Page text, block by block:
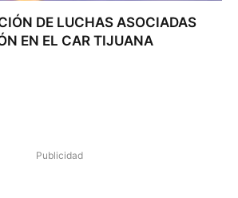
DE LUCHAS ASOCIADAS
EN EL CAR TIJUANA
Publicidad